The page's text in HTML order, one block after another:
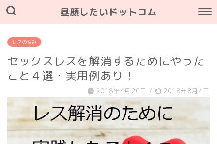
昼顔したいドットコム
レスの悩み
セックスレスを解消するためにやった
こと４選・実用例あり！
2018年4月20日 / 2018年8月4日